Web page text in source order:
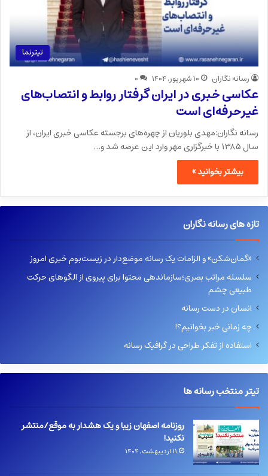
تیترنما
رسانه نگاران ۱۰ شهریور, ۱۴۰۴ ۰
عکاسی خبری در ایران گرفتار روابط و انتصاب‌های
غیرحرفه‌ای است
رسانه نگاران:مهدی بلوریان از چهره‌های برجسته عکاسی خبری ایران، از
سال ۱۳۸۵ با خبرگزاری مهر وارد این عرصه شد و…
بیشتر بخوانید »
تازه های رسانه نگاران
«گمان‌شکن» و الزامات یک رسانه موضع‌دار در زیست‌بوم خبری امروز
سلسله مراتب بصری؛سازماندهی محتوا برای پیروی از الگوهای حرکت
طبیعی چشم
انسان در دست رسانه
چه زمانی خبر بخوانیم؟!
استفاده از تفکر طراحی در گرافیک رسانه
تیتر منتخب رسانه ها
روزنامه اصفهان زیبا و یک هشدار به موقع/منتشر
نکنید!
۱۱ اردیبهشت, ۱۴۰۴